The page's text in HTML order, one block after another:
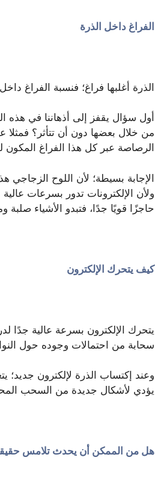
الفراغ داخل الذرة
الذرة أغلبها فراغ؛ فنسبة الفراغ داخل الذرة هي
أول سؤال يقفز إلى أذهاننا في هذه
من خلال بعضها دون أن تتأثر؟ فمثلا
الرصاصة عبر كل هذا الفراغ المكون
الإجابة بسيطة؛ لأن اللوح
ولأن الإلكترونات تدور بسرعات
حاجزًا قويًا جدًا، فتبدو الأشياء صلبة
كيف يتحرك الإلكترون
يتحرك الإلكترون بسرعة عالية
سحابة من احتمالات وجوده حول
وعند إكتساب الذرة لإلكترون جديد؛
يؤدي لأشكال جديدة من السحب
هل من الممكن أن يحدث تلامس